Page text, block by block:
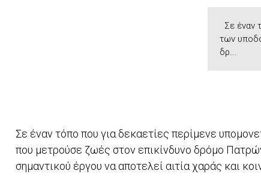
Σε έναν
των
δρ...
Σε έναν τόπο που για δεκαετίες περίμενε
που μετρούσε ζωές στον επικίνδυνο δρόμο
σημαντικού έργου να αποτελεί αιτία χαράς και